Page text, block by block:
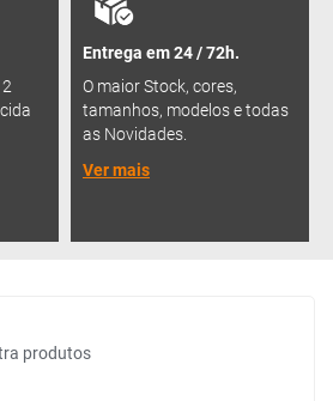
Entrega em 24 / 72h.
O maior Stock, cores,
tamanhos, modelos e todas
as Novidades.
Ver mais
produtos